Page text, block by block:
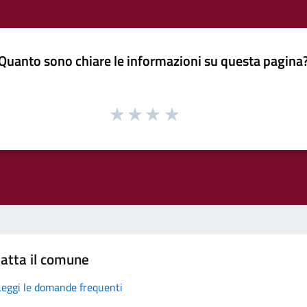
sono chiare le informazioni su questa
il comune
le domande frequenti